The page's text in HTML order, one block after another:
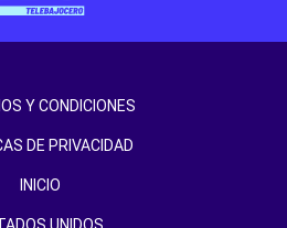
Y CONDICIONES
DE PRIVACIDAD
INICIO